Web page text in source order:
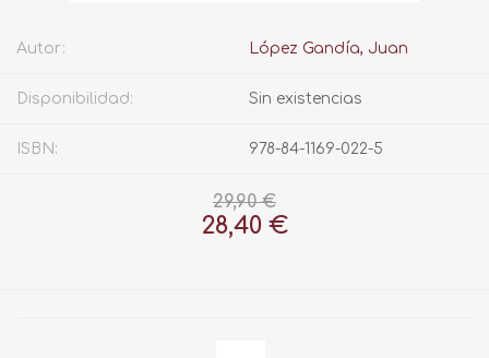
Autor: López Gandía, Juan
Disponibilidad: Sin existencias
ISBN: 978-84-1169-022-5
29,90 €
28,40 €